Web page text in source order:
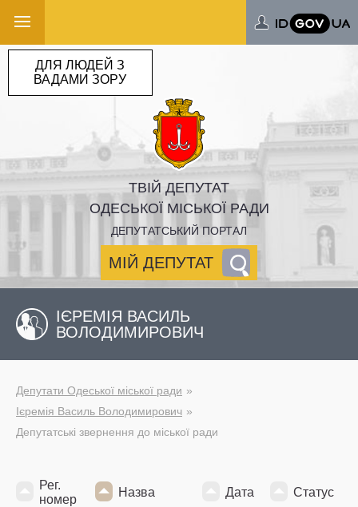
ТВІЙ ДЕПУТАТ
ОДЕСЬКОЇ МІСЬКОЇ РАДИ
ДЕПУТАТСЬКИЙ ПОРТАЛ
МІЙ ДЕПУТАТ
ДЛЯ ЛЮДЕЙ З
ВАДАМИ ЗОРУ
ІЄРЕМІЯ ВАСИЛЬ
ВОЛОДИМИРОВИЧ
Депутати Одеської міської ради
Ієремія Василь Володимирович
Депутатські звернення до міської ради
Рег.
номер
Назва Дата Статус